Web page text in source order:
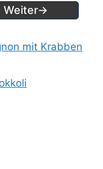
Weiter→
mit Krabben